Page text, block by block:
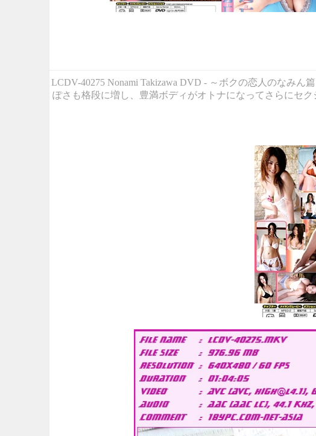
LCDV-40275 Nonami Takizawa DVD - ～ボクの恋人のなみ
ぽさも格段に増し、豊満ボディがオトナになってさらにセ